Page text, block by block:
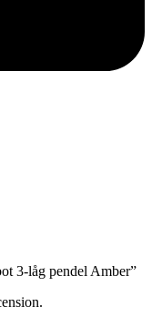
3-låg pendel Amber”